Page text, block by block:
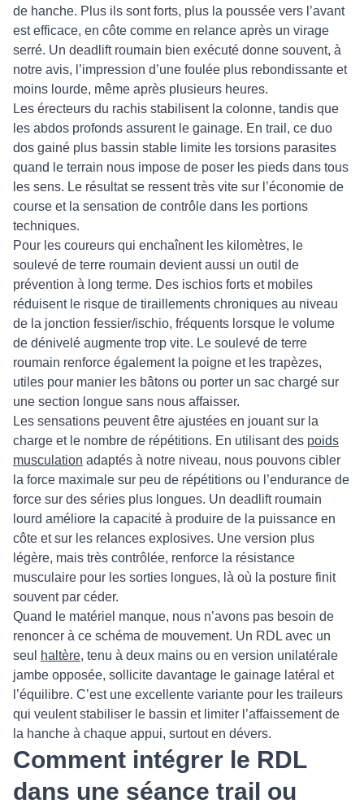
de hanche. Plus ils sont forts, plus la poussée vers l’avant
est efficace, en côte comme en relance après un virage
serré. Un deadlift roumain bien exécuté donne souvent, à
notre avis, l’impression d’une foulée plus rebondissante et
moins lourde, même après plusieurs heures.
Les érecteurs du rachis stabilisent la colonne, tandis que
les abdos profonds assurent le gainage. En trail, ce duo
dos gainé plus bassin stable limite les torsions parasites
quand le terrain nous impose de poser les pieds dans tous
les sens. Le résultat se ressent très vite sur l’économie de
course et la sensation de contrôle dans les portions
techniques.
Pour les coureurs qui enchaînent les kilomètres, le
soulevé de terre roumain devient aussi un outil de
prévention à long terme. Des ischios forts et mobiles
réduisent le risque de tiraillements chroniques au niveau
de la jonction fessier/ischio, fréquents lorsque le volume
de dénivelé augmente trop vite. Le soulevé de terre
roumain renforce également la poigne et les trapèzes,
utiles pour manier les bâtons ou porter un sac chargé sur
une section longue sans nous affaisser.
Les sensations peuvent être ajustées en jouant sur la
charge et le nombre de répétitions. En utilisant des poids
musculation adaptés à notre niveau, nous pouvons cibler
la force maximale sur peu de répétitions ou l’endurance de
force sur des séries plus longues. Un deadlift roumain
lourd améliore la capacité à produire de la puissance en
côte et sur les relances explosives. Une version plus
légère, mais très contrôlée, renforce la résistance
musculaire pour les sorties longues, là où la posture finit
souvent par céder.
Quand le matériel manque, nous n’avons pas besoin de
renoncer à ce schéma de mouvement. Un RDL avec un
seul
haltère, tenu à deux mains ou en version unilatérale
jambe opposée, sollicite davantage le gainage latéral et
l’équilibre. C’est une excellente variante pour les traileurs
qui veulent stabiliser le bassin et limiter l’affaissement de
la hanche à chaque appui, surtout en dévers.
Comment intégrer le RDL
dans une séance trail ou